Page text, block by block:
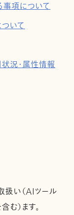
事項について
いて
況・属性情報
扱い（AIツール
む）ます。